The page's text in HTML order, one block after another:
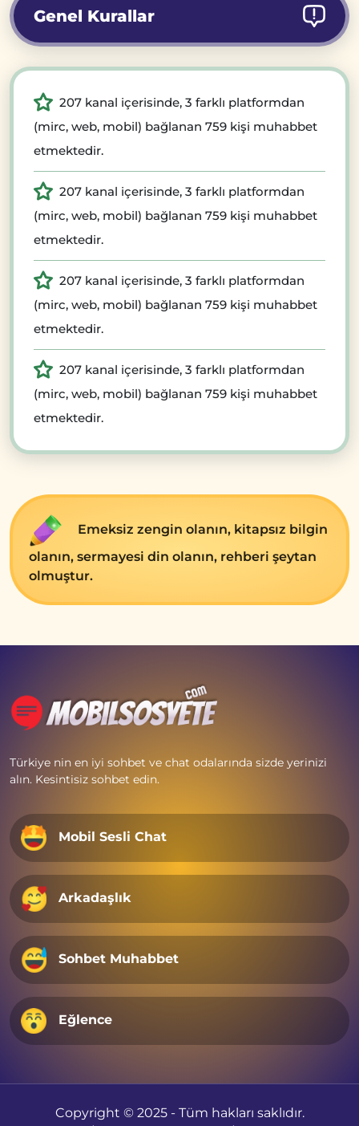
Genel Kurallar
207 kanal içerisinde, 3 farklı platformdan
(mirc, web, mobil) bağlanan 759 kişi muhabbet
etmektedir.
207 kanal içerisinde, 3 farklı platformdan
(mirc, web, mobil) bağlanan 759 kişi muhabbet
etmektedir.
207 kanal içerisinde, 3 farklı platformdan
(mirc, web, mobil) bağlanan 759 kişi muhabbet
etmektedir.
207 kanal içerisinde, 3 farklı platformdan
(mirc, web, mobil) bağlanan 759 kişi muhabbet
etmektedir.
Emеksiz zеngin olanın, kitapsız bilgin
olanın, sеrmayеsi din olanın, rеhbеri şеytan
olmuştur.
Türkiye nin en iyi sohbet ve chat odalarında sizde yerinizi
alın. Kesintisiz sohbet edin.
Mobil Sesli Chat
Arkadaşlık
Sohbet Muhabbet
Eğlence
Copyright © 2025 - Tüm hakları saklıdır.